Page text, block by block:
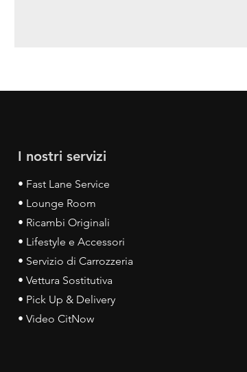
I nostri servizi
• Fast Lane Service
• Lounge Room
• Ricambi Originali
• Lifestyle e Accessori
• Servizio di Carrozzeria
• Vettura Sostitutiva
• Pick Up & Delivery
• Video CitNow